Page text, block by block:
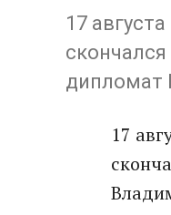
17
дипломат
17